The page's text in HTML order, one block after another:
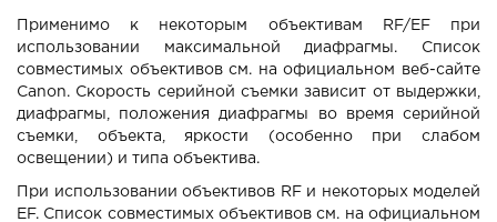
Применимо к некоторым объективам RF/EF при
использовании максимальной диафрагмы. Список
совместимых объективов см. на официальном веб-сайте
Canon. Скорость серийной съемки зависит от выдержки,
диафрагмы, положения диафрагмы во время серийной
съемки, объекта, яркости (особенно при слабом
освещении) и типа объектива.
При использовании объективов RF и некоторых моделей
EF. Список совместимых объективов см. на официальном